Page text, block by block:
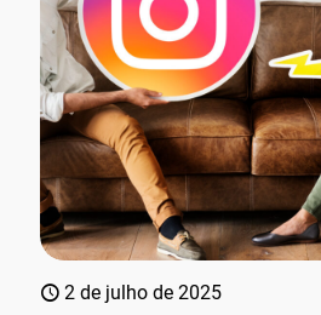
2 de julho de 2025